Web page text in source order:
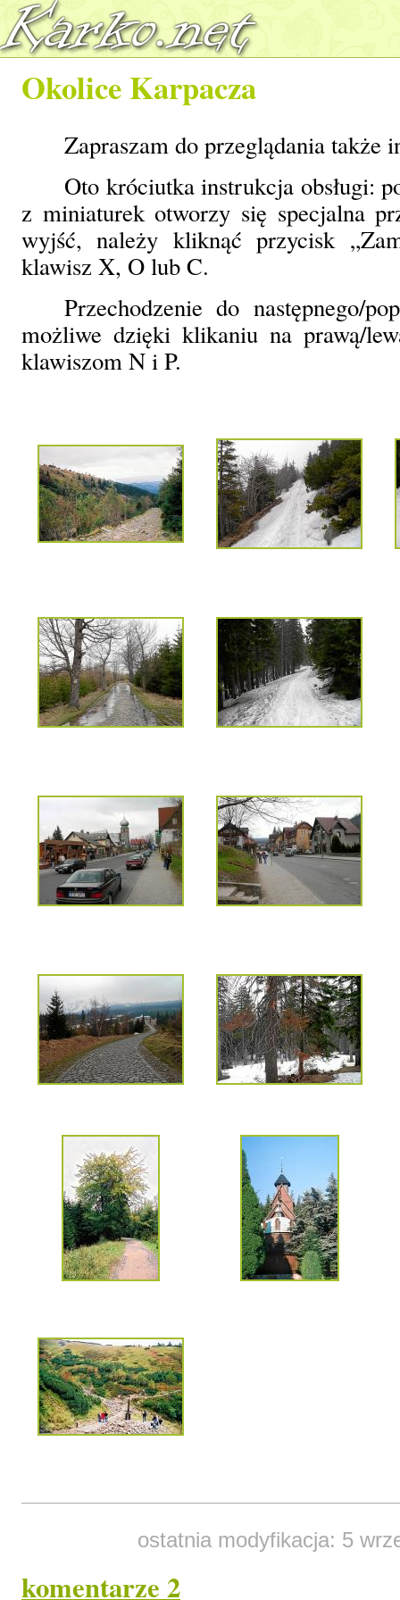
Okolice Karpacza
Zapraszam do przeglądania także
Oto króciutka instrukcja obsługi:
z miniaturek otworzy się specjalna
wyjść, należy kliknąć przycisk
klawisz X, O lub C.
Przechodzenie do następnego/
możliwe dzięki klikaniu na prawą/
klawiszom N i P.
ostatnia modyfikacja: 5
komentarze 2